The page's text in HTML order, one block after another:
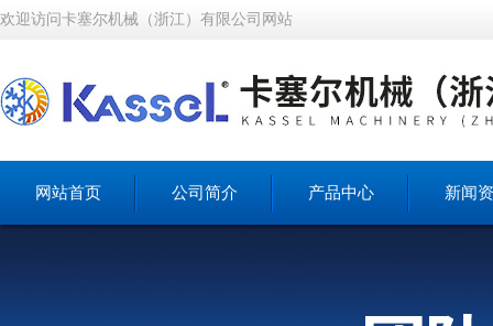
欢迎访问卡塞尔机械（浙江）有限公司网站
网站首页 公司简介 产品中心 新闻